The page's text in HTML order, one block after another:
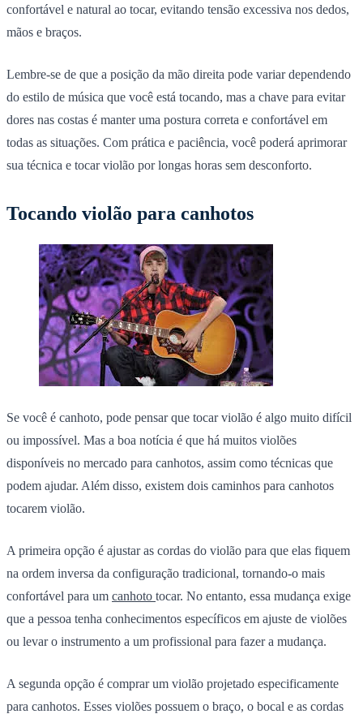
confortável e natural ao tocar, evitando tensão excessiva nos dedos,
mãos e braços.
Lembre-se de que a posição da mão direita pode variar dependendo
do estilo de música que você está tocando, mas a chave para evitar
dores nas costas é manter uma postura correta e confortável em
todas as situações. Com prática e paciência, você poderá aprimorar
sua técnica e tocar violão por longas horas sem desconforto.
Tocando violão para canhotos
Se você é canhoto, pode pensar que tocar violão é algo muito difícil
ou impossível. Mas a boa notícia é que há muitos violões
disponíveis no mercado para canhotos, assim como técnicas que
podem ajudar. Além disso, existem dois caminhos para canhotos
tocarem violão.
A primeira opção é ajustar as cordas do violão para que elas fiquem
na ordem inversa da configuração tradicional, tornando-o mais
confortável para um canhoto tocar. No entanto, essa mudança exige
que a pessoa tenha conhecimentos específicos em ajuste de violões
ou levar o instrumento a um profissional para fazer a mudança.
A segunda opção é comprar um violão projetado especificamente
para canhotos. Esses violões possuem o braço, o bocal e as cordas